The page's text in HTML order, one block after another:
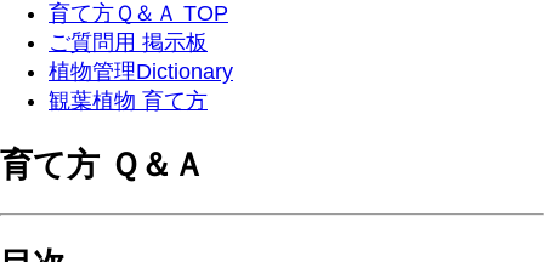
育て方Ｑ＆Ａ TOP
ご質問用 掲示板
植物管理Dictionary
観葉植物 育て方
育て方 Ｑ＆Ａ